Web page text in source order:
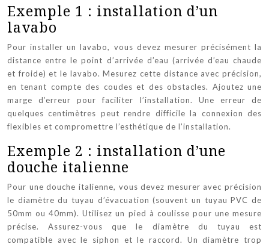
Exemple 1 : installation d’un
lavabo
Pour installer un lavabo, vous devez mesurer précisément la
distance entre le point d’arrivée d’eau (arrivée d’eau chaude
et froide) et le lavabo. Mesurez cette distance avec précision,
en tenant compte des coudes et des obstacles. Ajoutez une
marge d’erreur pour faciliter l’installation. Une erreur de
quelques centimètres peut rendre difficile la connexion des
flexibles et compromettre l’esthétique de l’installation.
Exemple 2 : installation d’une
douche italienne
Pour une douche italienne, vous devez mesurer avec précision
le diamètre du tuyau d’évacuation (souvent un tuyau PVC de
50mm ou 40mm). Utilisez un pied à coulisse pour une mesure
précise. Assurez-vous que le diamètre du tuyau est
compatible avec le siphon et le raccord. Un diamètre trop